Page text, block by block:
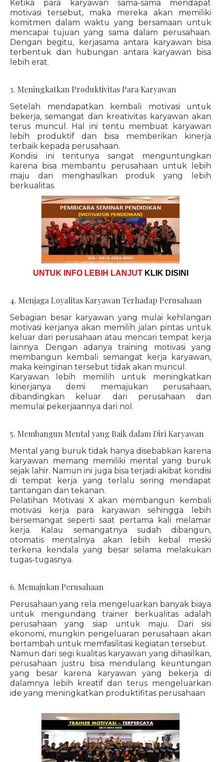
Ketika para karyawan sama-sama mendapat
motivasi tersebut, maka mereka akan memiliki
komitmen dalam waktu yang bersamaan untuk
mencapai tujuan yang sama dalam perusahaan.
Dengan begitu, kerjasama antara karyawan bisa
terbentuk dan hubungan antara karyawan bisa
lebih erat.
3. Meningkatkan Produktivitas Para Karyawan
Setelah mendapatkan kembali motivasi untuk
bekerja, semangat dan kreativitas karyawan akan
terus muncul. Hal ini tentu membuat karyawan
lebih produktif dan bisa memberikan kinerja
terbaik kepada perusahaan.
Kondisi ini tentunya sangat menguntungkan
karena bisa membantu perusahaan untuk lebih
maju dan menghasilkan produk yang lebih
berkualitas.
UNTUK INFO LEBIH LANJUT KLIK DISINI
4. Menjaga Loyalitas Karyawan Terhadap Perusahaan
Sebagian besar karyawan yang mulai kehilangan
motivasi kerjanya akan memilih jalan pintas untuk
keluar dari perusahaan atau mencari tempat kerja
lainnya. Dengan adanya training motivasi yang
membangun kembali semangat kerja karyawan,
maka keinginan tersebut tidak akan muncul.
Karyawan lebih memilih untuk meningkatkan
kinerjanya demi memajukan perusahaan,
dibandingkan keluar dari perusahaan dan
memulai pekerjaannya dari nol.
5. Membangun Mental yang Baik dalam Diri Karyawan
Mental yang buruk tidak hanya disebabkan karena
karyawan memang memiliki mental yang buruk
sejak lahir. Namun ini juga bisa terjadi akibat kondisi
di tempat kerja yang terlalu sering mendapat
tantangan dan tekanan.
Pelatihan Motivasi X akan membangun kembali
motivasi kerja para karyawan sehingga lebih
bersemangat seperti saat pertama kali melamar
kerja. Kalau semangatnya sudah dibangun,
otomatis mentalnya akan lebih kebal meski
terkena kendala yang besar selama melakukan
tugas-tugasnya.
6. Memajukan Perusahaan
Perusahaan yang rela mengeluarkan banyak biaya
untuk mengundang trainer berkualitas adalah
perusahaan yang siap untuk maju. Dari sisi
ekonomi, mungkin pengeluaran perusahaan akan
bertambah untuk memfasilitasi kegiatan tersebut.
Namun dari segi kualitas karyawan yang dihasilkan,
perusahaan justru bisa mendulang keuntungan
yang besar karena karyawan yang bekerja di
dalamnya lebih kreatif dan terus mengeluarkan
ide yang meningkatkan produktifitas perusahaan